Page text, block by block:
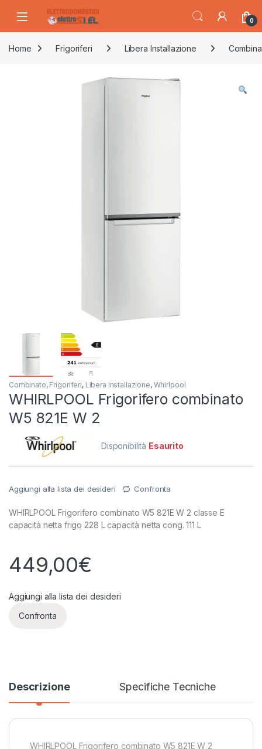
0
Home Frigoriferi Libera Installazione
Combinato, Frigoriferi, Libera Installazione, Whirlpool
WHIRLPOOL Frigorifero combinato
W5 821E W 2
Disponibilità Esaurito
Aggiungi alla lista dei desideri Confronta
WHIRLPOOL Frigorifero combinato W5 821E W 2 classe E
capacità netta frigo 228 L capacità netta cong. 111 L
449,00€
Aggiungi alla lista dei desideri
Confronta
Descrizione Specifiche Tecniche
WHIRLPOOL Frigorifero combinato W5 821E W 2